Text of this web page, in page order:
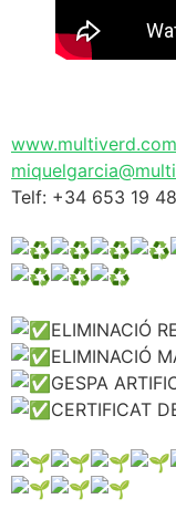
www.multiverd.com
Telf: +34 653 19
ELIMINACIÓ
ELIMINACIÓ
GESPA
CERTIFICAT